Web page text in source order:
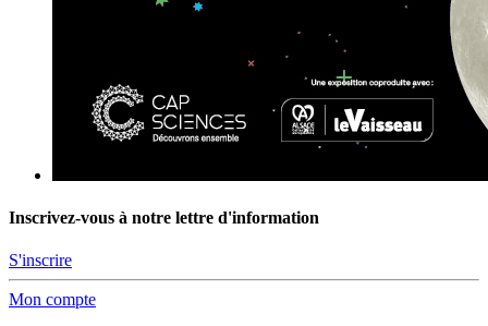
Inscrivez-vous à notre lettre d'information
S'inscrire
Mon compte